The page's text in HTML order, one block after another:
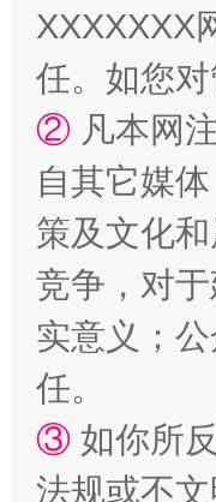
漫山遍野的桃花与雪
XXXXXXX
任。如您
② 凡本网
自其它媒
策及文化
竞争，对
实意义；
任。
③ 如你所
法规或不